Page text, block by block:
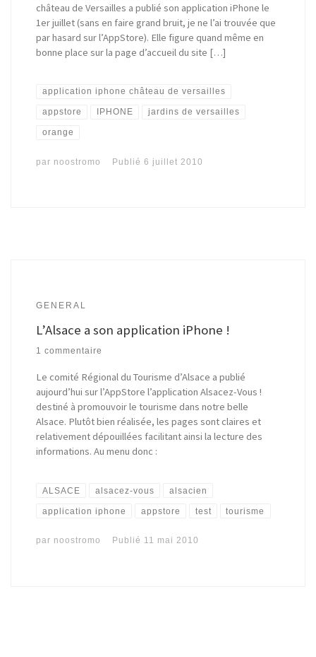
château de Versailles a publié son application iPhone le
1er juillet (sans en faire grand bruit, je ne l’ai trouvée que
par hasard sur l’AppStore). Elle figure quand même en
bonne place sur la page d’accueil du site […]
application iphone château de versailles
appstore IPHONE jardins de versailles
orange
par noostromo Publié6 juillet 2010
GENERAL
L’Alsace a son application iPhone !
1 commentaire
Le comité Régional du Tourisme d’Alsace a publié
aujourd’hui sur l’AppStore l’application Alsacez-Vous !
destiné à promouvoir le tourisme dans notre belle
Alsace. Plutôt bien réalisée, les pages sont claires et
relativement dépouillées facilitant ainsi la lecture des
informations. Au menu donc :
ALSACE alsacez-vous alsacien
application iphone appstore test tourisme
par noostromo Publié 11 mai 2010